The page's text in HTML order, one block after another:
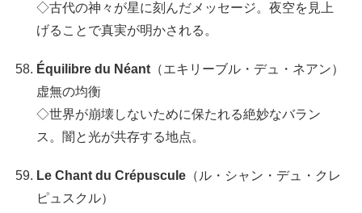
◇古代の神々が星に刻んだメッセージ。夜空を見上
げることで真実が明かされる。
Équilibre du Néant （エキリーブル・デュ・ネアン）
虚無の均衡
◇世界が崩壊しないために保たれる絶妙なバラン
ス。闇と光が共存する地点。
Le Chant du Crépuscule （ル・シャン・デュ・クレ
ピュスクル）